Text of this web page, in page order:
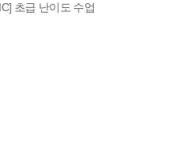
초급 난이도 수업